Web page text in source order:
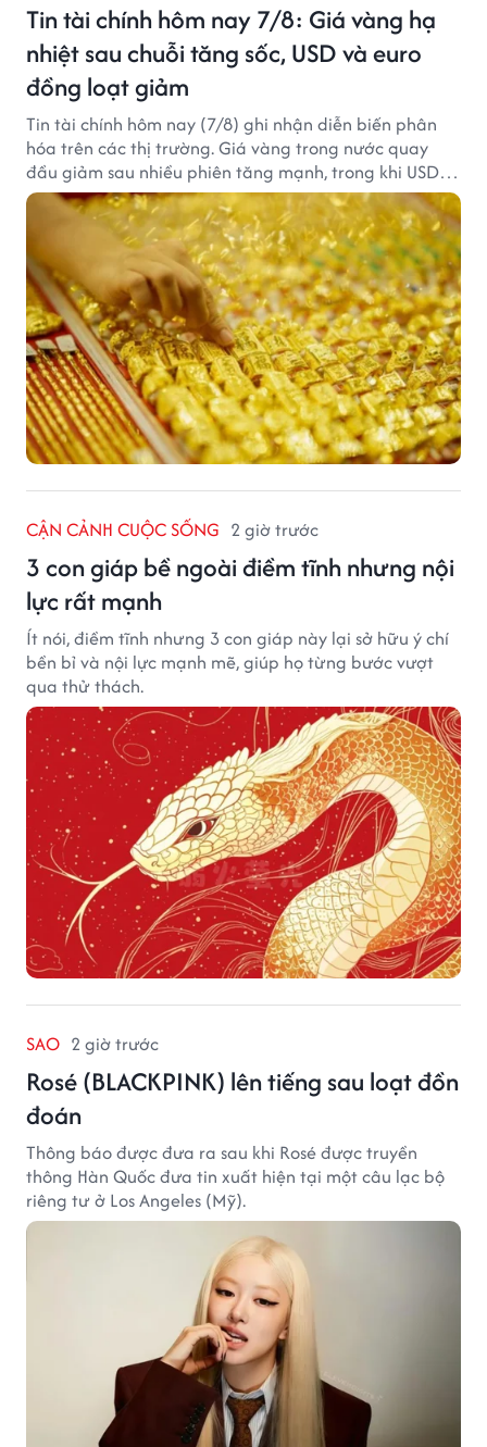
Tin tài chính hôm nay 7/8: Giá vàng hạ
nhiệt sau chuỗi tăng sốc, USD và euro
đồng loạt giảm
Tin tài chính hôm nay (7/8) ghi nhận diễn biến phân
hóa trên các thị trường. Giá vàng trong nước quay
đầu giảm sau nhiều phiên tăng mạnh, trong khi USD
tại ngân hàng tiếp tục suy yếu dù tỷ giá trung tâm lập
đỉnh mới.
CẬN CẢNH CUỘC SỐNG 2 giờ trước
3 con giáp bề ngoài điềm tĩnh nhưng nội
lực rất mạnh
Ít nói, điềm tĩnh nhưng 3 con giáp này lại sở hữu ý chí
bền bỉ và nội lực mạnh mẽ, giúp họ từng bước vượt
qua thử thách.
SAO 2 giờ trước
Rosé (BLACKPINK) lên tiếng sau loạt đồn
đoán
Thông báo được đưa ra sau khi Rosé được truyền
thông Hàn Quốc đưa tin xuất hiện tại một câu lạc bộ
riêng tư ở Los Angeles (Mỹ).